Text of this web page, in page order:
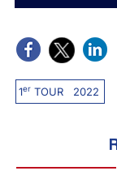
1erTOUR 2022